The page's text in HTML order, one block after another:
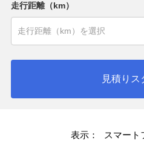
走行距離（km）
見積りス
表示： スマート